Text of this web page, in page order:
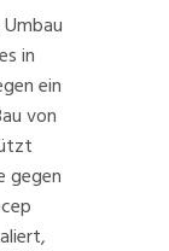
in
ein
von
gegen